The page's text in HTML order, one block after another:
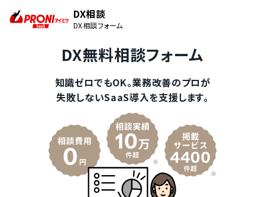
DX相談
DX相談フォーム
DX無料相談フォーム
知識ゼロでもOK。業務改善のプロが
失敗しないSaaS導入を支援します。